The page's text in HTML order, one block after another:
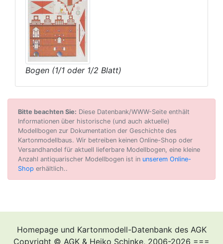
Bogen (1/1 oder 1/2 Blatt)
Bitte beachten Sie: Diese Datenbank/WWW-Seite enthält
Informationen über historische (und auch aktuelle)
Modellbogen zur Dokumentation der Geschichte des
Kartonmodellbaus. Wir betreiben keinen Online-Shop oder
Versandhandel für aktuell lieferbare Modellbogen, eine kleine
Anzahl antiquarischer Modellbogen ist in unserem Online-
Shop erhältlich..
Homepage und Kartonmodell-Datenbank des AGK
Copyright © AGK & Heiko Schinke, 2006-2026 ===